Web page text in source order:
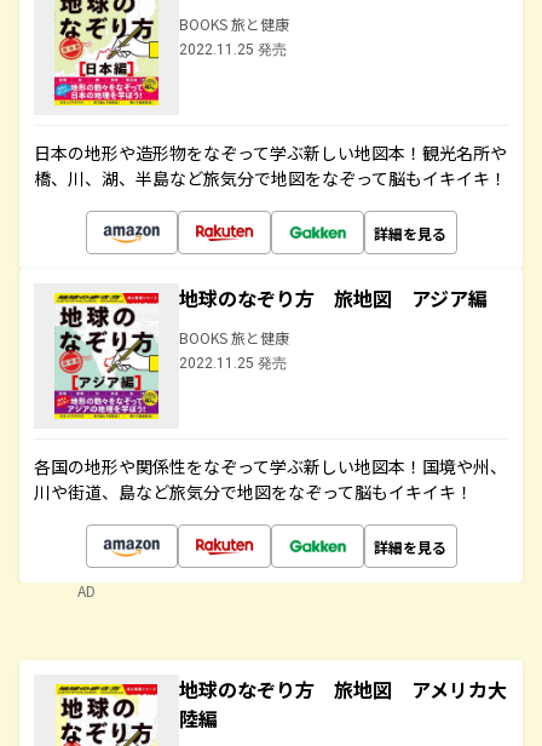
BOOKS 旅と健康
2022.11.25 発売
日本の地形や造形物をなぞって学ぶ新しい地図本！観光名所や
橋、川、湖、半島など旅気分で地図をなぞって脳もイキイキ！
詳細を見る
地球のなぞり方 旅地図 アジア編
BOOKS 旅と健康
2022.11.25 発売
各国の地形や関係性をなぞって学ぶ新しい地図本！国境や州、
川や街道、島など旅気分で地図をなぞって脳もイキイキ！
詳細を見る
AD
地球のなぞり方 旅地図 アメリカ大
陸編